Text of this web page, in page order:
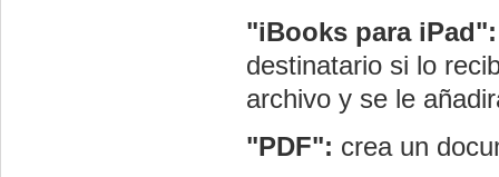
"iBooks para
destinatario si lo
archivo y se le
"PDF": crea un